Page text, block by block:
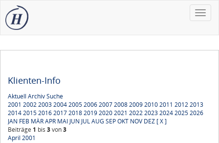
Toggle
Klienten-Info
Aktuell ArchivSuche
2001 2002200320042005200620072008200920102011 20122013
20142015201620172018201920202021 20222023202420252026
JAN FEB MÄRAPR MAI JUN JULAUG SEPOKT NOV DEZ [ X ]
Beiträge 1 bis 3von3
April 2001